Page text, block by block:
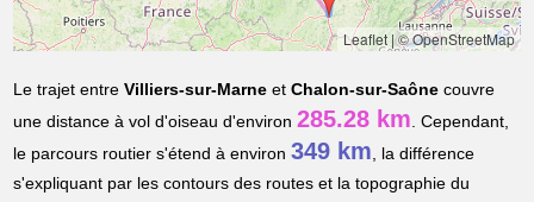
Leaflet|© OpenStreetMap
Le trajet entreVilliers-sur-Marne etChalon-sur-Saône couvre
une distance à vol d'oiseau d'environ285.28 km. Cependant,
le parcours routier s'étend à environ349 km, la différence
s'expliquant par les contours des routes et la topographie du